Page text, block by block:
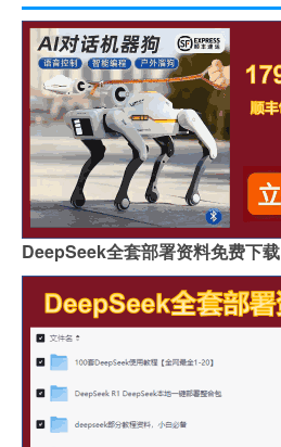
DeepSeek全套部署资料免费下载